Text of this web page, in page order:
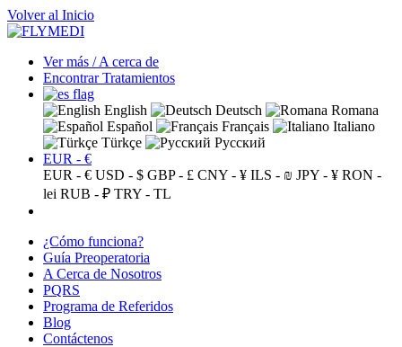
Volver al Inicio
Ver más / A cerca de
Encontrar Tratamientos
English Deutsch
Romana
Español
Français
Italiano
Türkçe
Русский
EUR - €
EUR - € USD - $ GBP - £ CNY - ¥ ILS - ₪ JPY - ¥ RON -
lei RUB - ₽ TRY - TL
¿Cómo funciona?
Guía Preoperatoria
A Cerca de Nosotros
PQRS
Programa de Referidos
Blog
Contáctenos